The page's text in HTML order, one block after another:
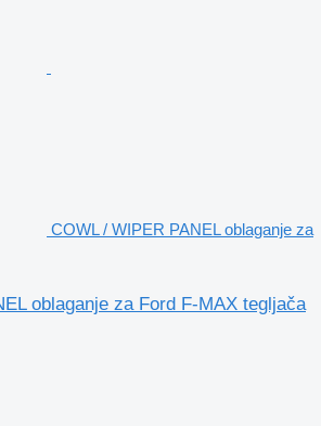
COWL / WIPER PANEL oblaganje za
oblaganje za Ford F-MAX tegljača